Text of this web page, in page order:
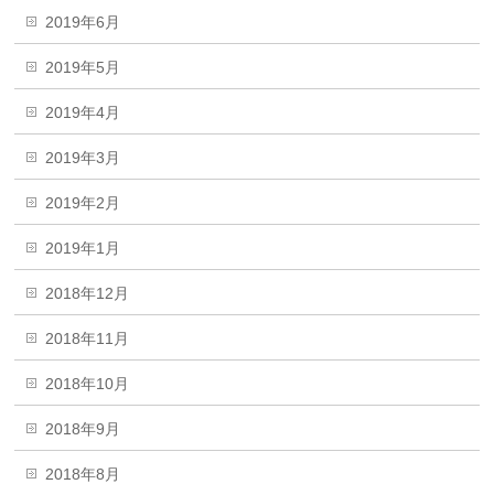
2019年6月
2019年5月
2019年4月
2019年3月
2019年2月
2019年1月
2018年12月
2018年11月
2018年10月
2018年9月
2018年8月